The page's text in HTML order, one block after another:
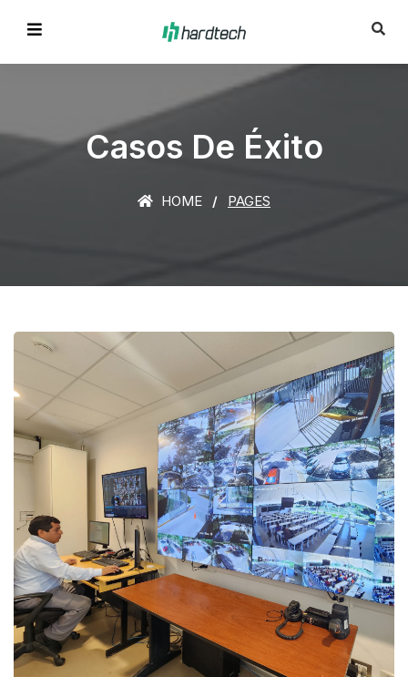
Casos De Éxito
HOME PAGES